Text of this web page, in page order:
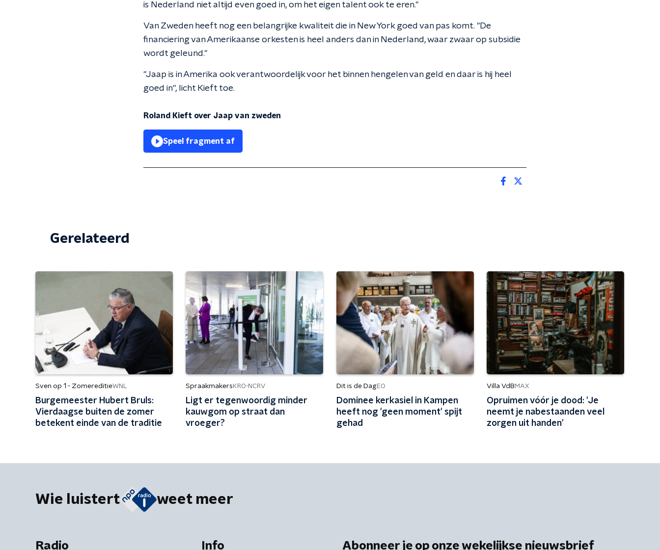
is Nederland niet altijd even goed in, om het eigen talent ook te eren."
Van Zweden heeft nog een belangrijke kwaliteit die in New York goed van pas komt. "De
financiering van Amerikaanse orkesten is heel anders dan in Nederland, waar zwaar op subsidie
wordt geleund."
"Jaap is in Amerika ook verantwoordelijk voor het binnen hengelen van geld en daar is hij heel
goed in", licht Kieft toe.
Roland Kieft over Jaap van zweden
Speel fragment af
Gerelateerd
Sven op 1 - ZomereditieWNL
Burgemeester Hubert Bruls:
Vierdaagse buiten de zomer
betekent einde van de traditie
Spraakmakers KRO-NCRV
Ligt er tegenwoordig minder
kauwgom op straat dan
vroeger?
Dit is de DagEO
Dominee kerkasiel in Kampen
heeft nog 'geen moment' spijt
gehad
Villa VdB MAX
Opruimen vóór je dood: 'Je
neemt je nabestaanden veel
zorgen uit handen'
Wie luistert weet meer
Radio Info Abonneer je op onze wekelijkse nieuwsbrief